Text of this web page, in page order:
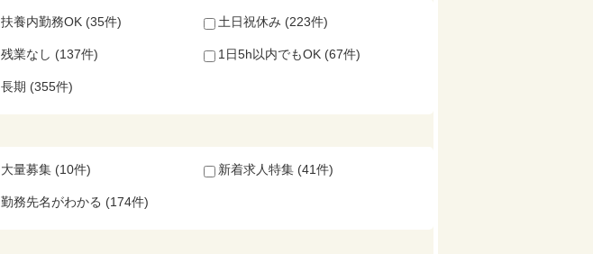
扶養内勤務OK (35件) 土日祝休み (223件)
残業なし (137件) 1日5h以内でもOK (67件)
長期 (355件)
大量募集 (10件) 新着求人特集 (41件)
勤務先名がわかる (174件)